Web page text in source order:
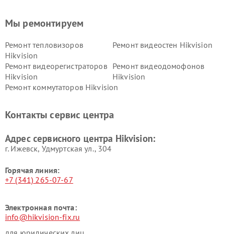
Мы ремонтируем
Ремонт тепловизоров
Hikvision
Ремонт видеостен Hikvision
Ремонт видеорегистраторов
Hikvision
Ремонт видеодомофонов
Hikvision
Ремонт коммутаторов Hikvision
Контакты сервис центра
Адрес сервисного центра Hikvision:
г. Ижевск, Удмуртская ул., 304
Горячая линия:
+7 (341) 265-07-67
Электронная почта:
info@hikvision-fix.ru